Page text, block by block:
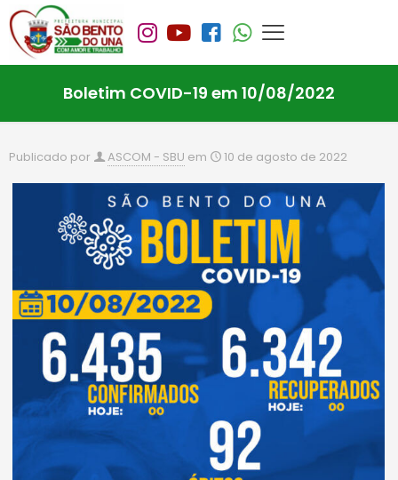
Boletim COVID-19 em 10/08/2022
Publicado por ASCOM - SBU em 10 de agosto de 2022